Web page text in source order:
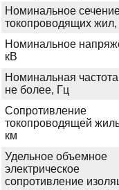
Номинальное
токопроводящих
Номинальное
кВ
Номинальная частота
не более, Гц
Сопротивление
токопроводящей
км
Удельное объемное
электрическое
сопротивление